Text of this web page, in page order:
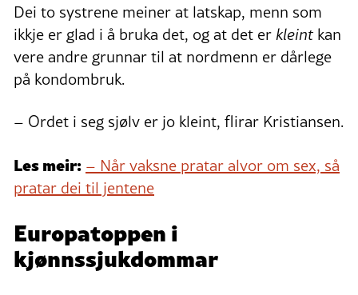
Dei to systrene meiner at latskap, menn som
ikkje er glad i å bruka det, og at det erkleint kan
vere andre grunnar til at nordmenn er dårlege
på kondombruk.
– Ordet i seg sjølv er jo kleint, flirar Kristiansen.
Les meir: – Når vaksne pratar alvor om sex, så
pratar dei til jentene
Europatoppen i
kjønnssjukdommar